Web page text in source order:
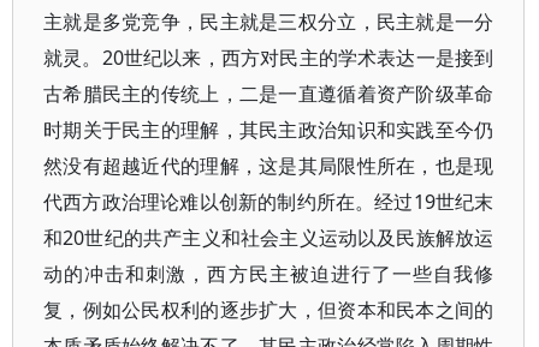
主就是多党竞争，民主就是三权分立，民主就是一分
就灵。20世纪以来，西方对民主的学术表达一是接到
古希腊民主的传统上，二是一直遵循着资产阶级革命
时期关于民主的理解，其民主政治知识和实践至今仍
然没有超越近代的理解，这是其局限性所在，也是现
代西方政治理论难以创新的制约所在。经过19世纪末
和20世纪的共产主义和社会主义运动以及民族解放运
动的冲击和刺激，西方民主被迫进行了一些自我修
复，例如公民权利的逐步扩大，但资本和民本之间的